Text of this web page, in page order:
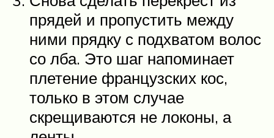
прядей и пропустить между
ними прядку с подхватом волос
со лба. Это шаг напоминает
плетение французских кос,
только в этом случае
скрещиваются не локоны, а